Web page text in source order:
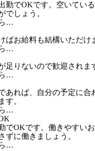
勤でOKです。空いてい
でしょう。
…
ばお給料も結構いただけ
…
足りないので歓迎されま
…
あれば、自分の予定に合
す。
…
でOKです。働きやすい
ずに働きましょう。
…